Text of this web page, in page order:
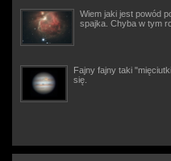
Wiem jaki jest powód
spajka. Chyba w tym
Fajny fajny taki
się.